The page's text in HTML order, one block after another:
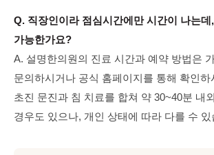
Q. 직장인이라 점심시간에만 시간이 나는데
가능한가요?
A. 설명한의원의 진료 시간과 예약 방법은
문의하시거나 공식 홈페이지를 통해 확인하
초진 문진과 침 치료를 합쳐 약 30~40분 내
경우도 있으나, 개인 상태에 따라 다를 수 있